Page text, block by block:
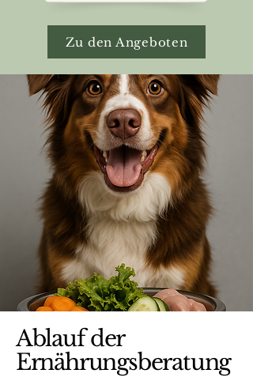
Zu den Angeboten
Ablauf der
Ernährungsberatung